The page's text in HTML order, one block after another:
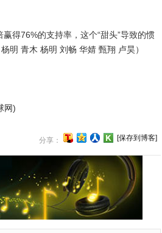
得76%的支持率，这个“甜头”导致的惯
明 青木 杨明 刘畅 华婧 甄翔 卢昊）
网)
分享： [保存到博客]